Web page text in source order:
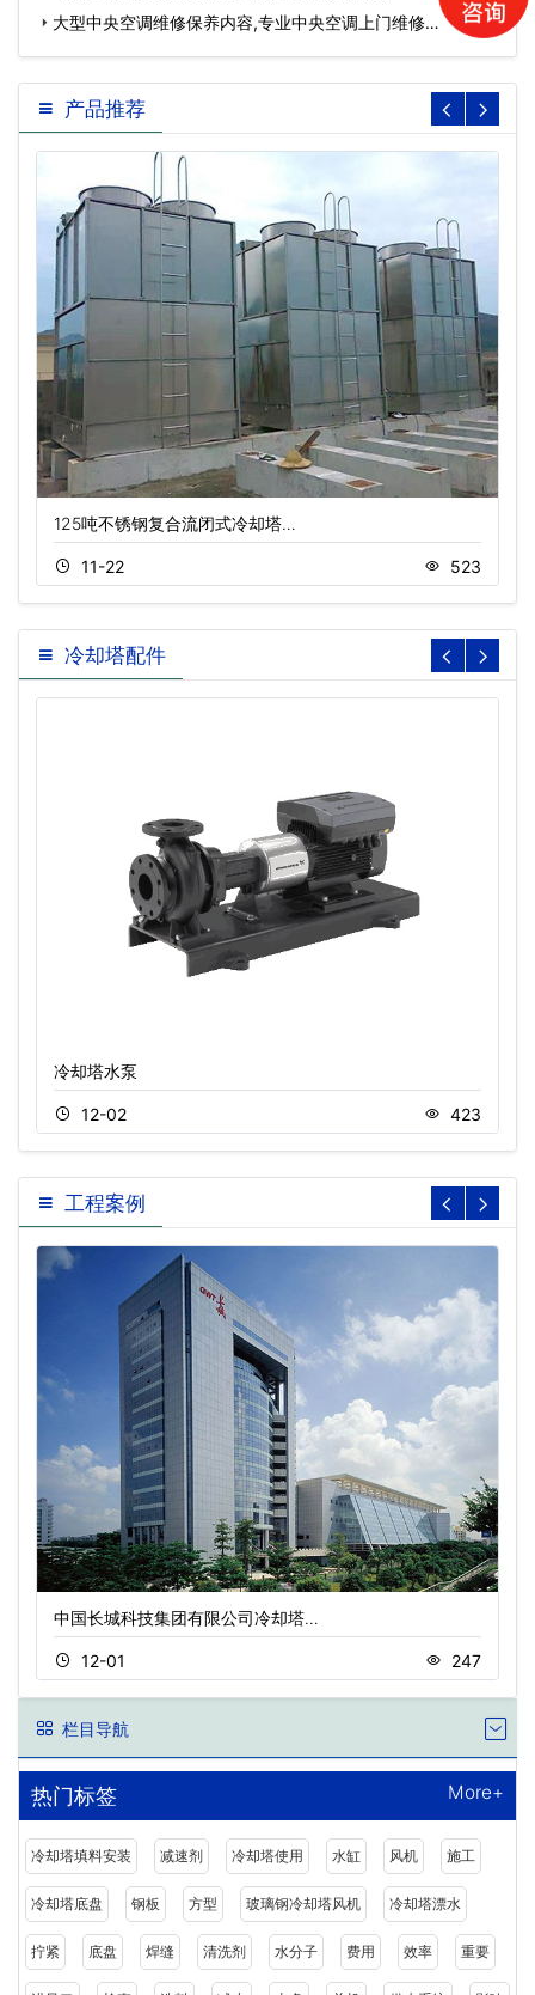
大型中央空调维修保养内容,专业中央空调上门维修…
产品推荐
125吨不锈钢复合流闭式冷却塔…
11-22 523
冷却塔配件
冷却塔水泵
12-02 423
工程案例
中国长城科技集团有限公司冷却塔…
12-01 247
栏目导航
热门标签 More+
冷却塔填料安装 减速剂 冷却塔使用 水缸 风机 施工
冷却塔底盘 钢板 方型 玻璃钢冷却塔风机 冷却塔漂水
拧紧 底盘 焊缝 清洗剂 水分子 费用 效率 重要